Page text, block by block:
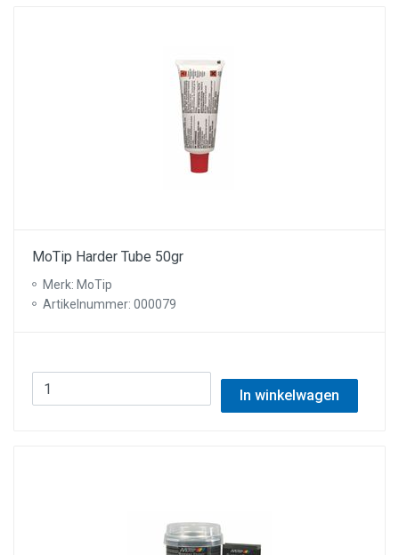
MoTip Harder Tube 50gr
Merk: MoTip
Artikelnummer: 000079
In winkelwagen